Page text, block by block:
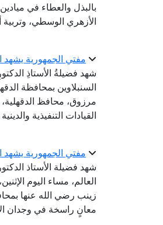
بالبذل والعطاء في
الأزهري الوسطي،
مفتي الجمهورية يشهد
شهد فضيلةُ الأستاذِ
السنبلاوين بمحافظة
مرزوق، محافظ
القيادات التنفيذية
مفتي الجمهورية يشهد
شهد فضيلة الأستاذ
زينب رضي الله عنها
معانٍ راسخة في وجدان